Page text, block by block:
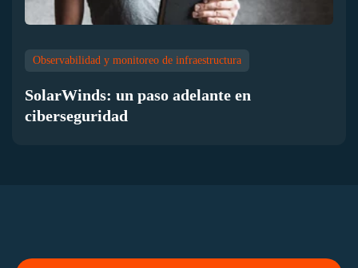
Observabilidad y monitoreo de infraestructura
SolarWinds: un paso adelante en
ciberseguridad